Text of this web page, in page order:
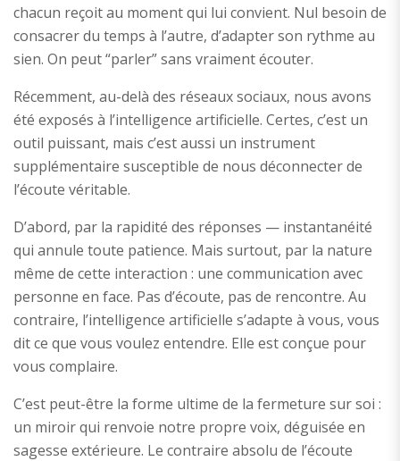
chacun reçoit au moment qui lui convient. Nul besoin de
consacrer du temps à l’autre, d’adapter son rythme au
sien. On peut “parler” sans vraiment écouter.
Récemment, au-delà des réseaux sociaux, nous avons
été exposés à l’intelligence artificielle. Certes, c’est un
outil puissant, mais c’est aussi un instrument
supplémentaire susceptible de nous déconnecter de
l’écoute véritable.
D’abord, par la rapidité des réponses — instantanéité
qui annule toute patience. Mais surtout, par la nature
même de cette interaction : une communication avec
personne en face. Pas d’écoute, pas de rencontre. Au
contraire, l’intelligence artificielle s’adapte à vous, vous
dit ce que vous voulez entendre. Elle est conçue pour
vous complaire.
C’est peut-être la forme ultime de la fermeture sur soi :
un miroir qui renvoie notre propre voix, déguisée en
sagesse extérieure. Le contraire absolu de l’écoute